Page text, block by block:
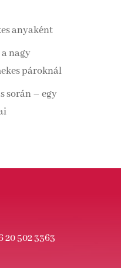
anyaként
a nagy
pároknál
során – egy
20 502 3363